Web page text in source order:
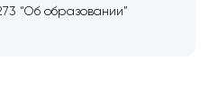
“Об образовании”